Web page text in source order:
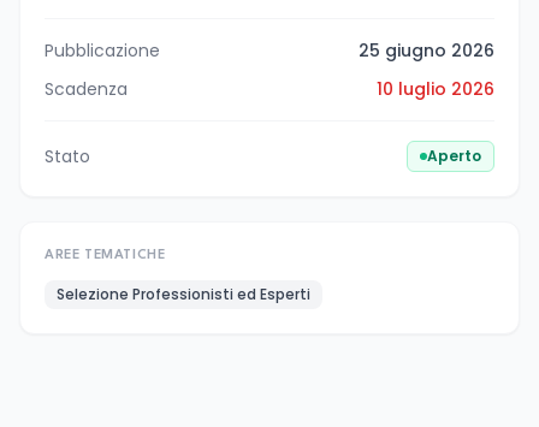
Pubblicazione
25 giugno 2026
Scadenza
10 luglio 2026
Stato Aperto
AREE TEMATICHE
Selezione Professionisti ed Esperti